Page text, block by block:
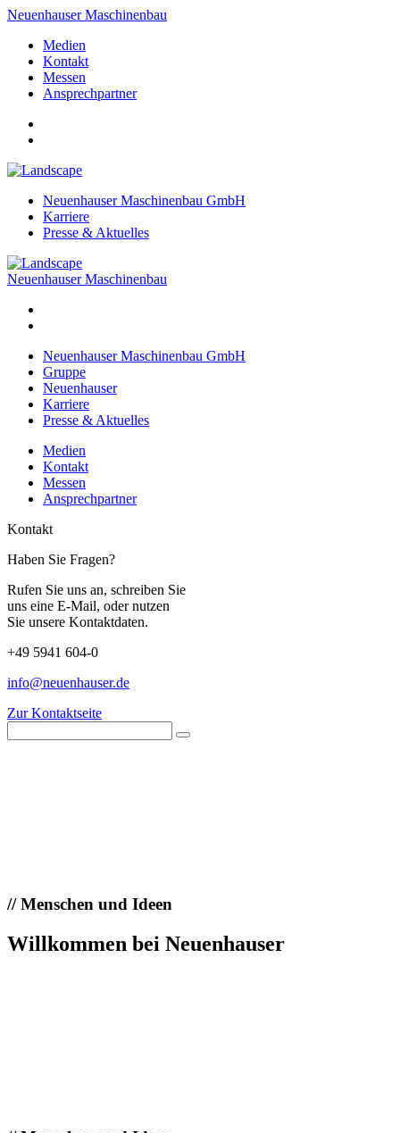
Neuenhauser Maschinenbau
Medien
Kontakt
Messen
Ansprechpartner
Neuenhauser Maschinenbau GmbH
Karriere
Presse & Aktuelles
Neuenhauser Maschinenbau
Neuenhauser Maschinenbau GmbH
Gruppe
Neuenhauser
Karriere
Presse & Aktuelles
Medien
Kontakt
Messen
Ansprechpartner
Kontakt
Haben Sie Fragen?
Rufen Sie uns an, schreiben Sie
uns eine E-Mail, oder nutzen
Sie unsere Kontaktdaten.
+49 5941 604-0
info@neuenhauser.de
Zur Kontaktseite
//Menschen und Ideen
Willkommen bei Neuenhauser